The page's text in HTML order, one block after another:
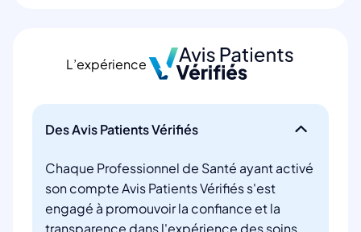
L’expérience
Des Avis Patients Vérifiés
Chaque Professionnel de Santé ayant activé
son compte Avis Patients Vérifiés s'est
engagé à promouvoir la confiance et la